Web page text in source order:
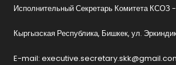
Исполнительный Секретарь Комитета КСОЗ
Кыргызская Республика, Бишкек, ул.
E-mail: